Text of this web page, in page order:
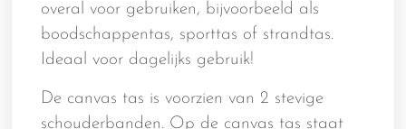
overal voor gebruiken, bijvoorbeeld als
boodschappentas, sporttas of strandtas.
Ideaal voor dagelijks gebruik!
De canvas tas is voorzien van 2 stevige
schouderbanden. Op de canvas tas staat